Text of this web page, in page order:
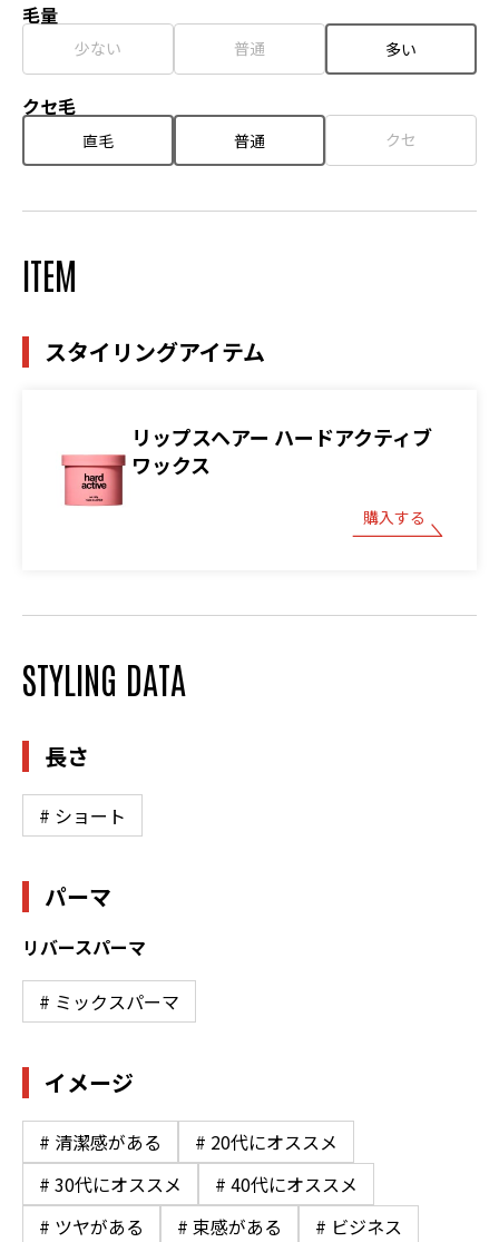
毛量
少ない 普通 多い
クセ毛
直毛 普通 クセ
ITEM
スタイリングアイテム
リップスヘアー ハードアクティブ
ワックス
購入する
STYLING DATA
長さ
# ショート
パーマ
リバースパーマ
# ミックスパーマ
イメージ
# 清潔感がある
# 20代にオススメ
# 30代にオススメ
# 40代にオススメ
# ツヤがある
# 束感がある
# ビジネス